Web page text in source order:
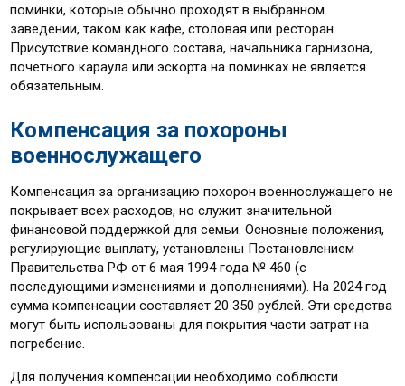
поминки, которые обычно проходят в выбранном
заведении, таком как кафе, столовая или ресторан.
Присутствие командного состава, начальника гарнизона,
почетного караула или эскорта на поминках не является
обязательным.
Компенсация за похороны
военнослужащего
Компенсация за организацию похорон военнослужащего не
покрывает всех расходов, но служит значительной
финансовой поддержкой для семьи. Основные положения,
регулирующие выплату, установлены Постановлением
Правительства РФ от 6 мая 1994 года № 460 (с
последующими изменениями и дополнениями). На 2024 год
сумма компенсации составляет 20 350 рублей. Эти средства
могут быть использованы для покрытия части затрат на
погребение.
Для получения компенсации необходимо соблюсти